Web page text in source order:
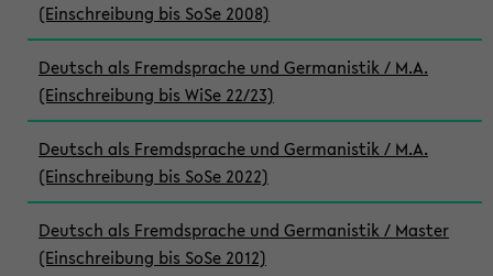
(Einschreibung bis SoSe 2008)
Deutsch als Fremdsprache und Germanistik / M.A.
(Einschreibung bis WiSe 22/23)
Deutsch als Fremdsprache und Germanistik / M.A.
(Einschreibung bis SoSe 2022)
Deutsch als Fremdsprache und Germanistik / Master
(Einschreibung bis SoSe 2012)